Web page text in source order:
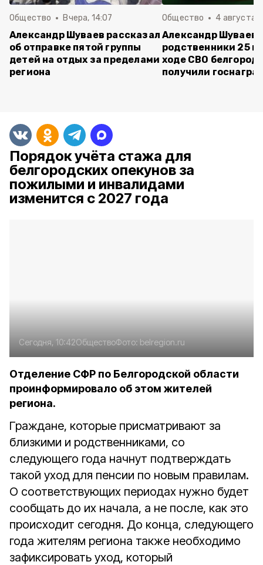
Общество Вчера, 14:07
Александр Шуваев рассказал
об отправке пятой группы
детей на отдых за пределами
региона
Общество 4 августа ,
Александр Шуваев:
родственники 25
ходе СВО
получили
Порядок учёта стажа для
белгородских опекунов за
пожилыми и инвалидами
изменится с 2027 года
Сегодня, 10:42ОбществоФото: belregion.ru
Отделение СФР по Белгородской области
проинформировало об этом жителей
региона.
Граждане, которые присматривают за
близкими и родственниками, со
следующего года начнут подтверждать
такой уход для пенсии по новым правилам.
О соответствующих периодах нужно будет
сообщать до их начала, а не после, как это
происходит сегодня. До конца, следующего
года жителям региона также необходимо
зафиксировать уход, который